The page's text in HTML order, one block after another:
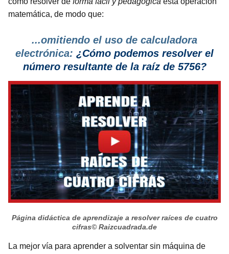
matemática, de modo que:
...omitiendo el uso de calculadora
electrónica: ¿Cómo podemos resolver el
número resultante de la raíz de 5756?
Página didáctica de aprendizaje a resolver raíces de cuatro
cifras© Raizcuadrada.de
La mejor vía para aprender a solventar sin máquina de